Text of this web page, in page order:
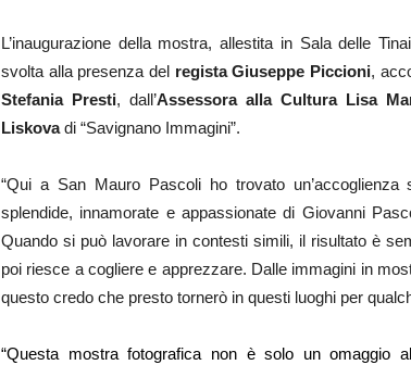
L’inaugurazione della mostra, allestita in Sala delle
svolta alla presenza del regista Giuseppe Piccioni,
Stefania Presti, dall’Assessora alla Cultura Lisa
Liskovadi “Savignano Immagini”.
“Qui a San Mauro Pascoli ho trovato
splendide, innamorate e appassionate di Giovanni
Quando si può lavorare in contesti simili, il risultato è
poi riesce a cogliere e apprezzare. Dalle immagini in
questo credo che presto tornerò in questi luoghi per
“Questa mostra fotografica non è solo un omaggio